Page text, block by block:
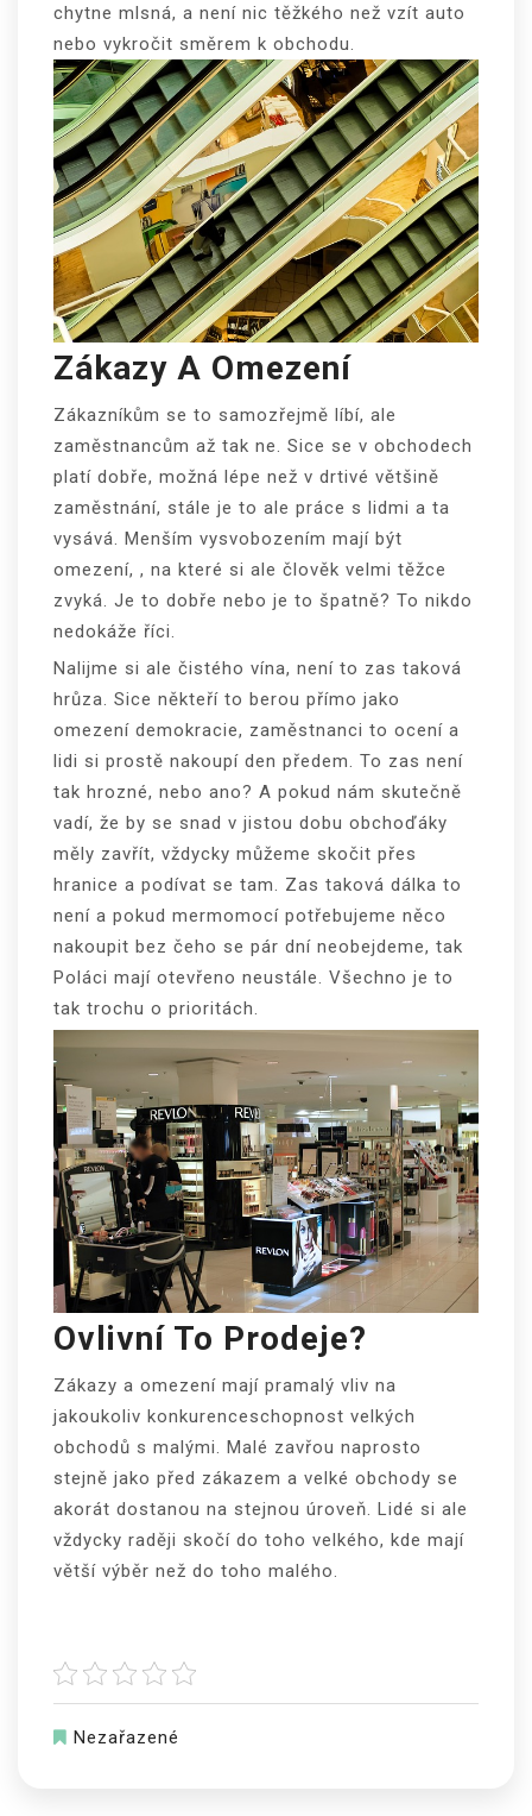
chytne mlsná, a není nic těžkého než vzít auto
nebo vykročit směrem k obchodu.
Zákazy A Omezení
Zákazníkům se to samozřejmě líbí, ale
zaměstnancům až tak ne. Sice se v obchodech
platí dobře, možná lépe než v drtivé většině
zaměstnání, stále je to ale práce s lidmi a ta
vysává. Menším vysvobozením mají být
omezení, , na které si ale člověk velmi těžce
zvyká. Je to dobře nebo je to špatně? To nikdo
nedokáže říci.
Nalijme si ale čistého vína, není to zas taková
hrůza. Sice někteří to berou přímo jako
omezení demokracie, zaměstnanci to ocení a
lidi si prostě nakoupí den předem. To zas není
tak hrozné, nebo ano? A pokud nám skutečně
vadí, že by se snad v jistou dobu obchoďáky
měly zavřít, vždycky můžeme skočit přes
hranice a podívat se tam. Zas taková dálka to
není a pokud mermomocí potřebujeme něco
nakoupit bez čeho se pár dní neobejdeme, tak
Poláci mají otevřeno neustále. Všechno je to
tak trochu o prioritách.
Ovlivní To Prodeje?
Zákazy a omezení mají pramalý vliv na
jakoukoliv konkurenceschopnost velkých
obchodů s malými. Malé zavřou naprosto
stejně jako před zákazem a velké obchody se
akorát dostanou na stejnou úroveň. Lidé si ale
vždycky raději skočí do toho velkého, kde mají
větší výběr než do toho malého.
Nezařazené